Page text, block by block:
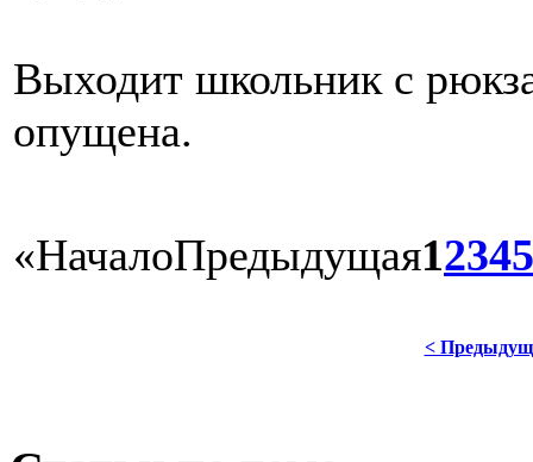
Выходит школьник с
опущена.
«НачалоПредыдущая12345
<